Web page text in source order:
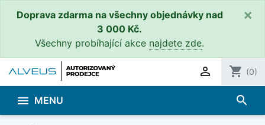
Doprava zdarma na všechny objednávky nad
3 000 Kč.
Všechny probíhající akce najdete zde.
×
 shopping_cart (0)
 MENU search